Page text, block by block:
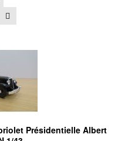
Présidentielle Albert